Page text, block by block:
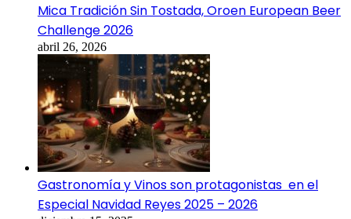
Mica Tradición Sin Tostada, Oroen European Beer
Challenge 2026
abril 26, 2026
Gastronomía y Vinos son protagonistas en el
Especial Navidad Reyes 2025 – 2026